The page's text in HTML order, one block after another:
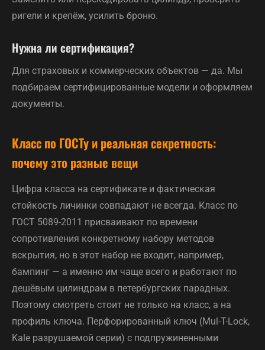
ригели и крепёж, усилить броню.
Нужна ли сертификация?
Для страховых и коммерческих объектов — да. Мы
подбираем сертифицированные модели и оформляем
документы.
Класс по ГОСТу и реальная секретность:
почему это разные вещи
Цифра класса на сертификате и фактическая
стойкость личинки совпадают не всегда. Класс по
ГОСТ 5089-2011 присваивают по времени
сопротивления конкретному набору методов
вскрытия, но в этот набор не входит, например,
бампинг — а именно им чаще всего и работают по
дешёвым цилиндрам в петербургских парадных.
Поэтому смотреть стоит не только на класс, а на
профиль ключа. Перфорированный ключ (Mul-T-Lock,
Kale разрушаемой серии) с подпружиненными